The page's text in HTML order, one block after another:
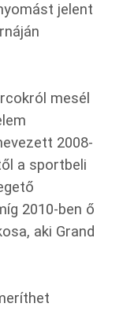
jelent
mesél
2008-
a sportbeli
2010-ben ő
aki Grand